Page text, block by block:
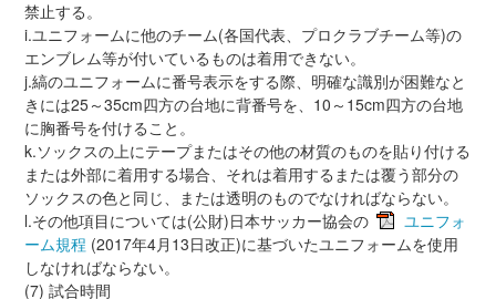
禁止する。
i.ユニフォームに他のチーム(各国代表、プロクラブチーム等)の
エンブレム等が付いているものは着用できない。
j.縞のユニフォームに番号表示をする際、明確な識別が困難なと
きには25～35cm四方の台地に背番号を、10～15cm四方の台地
に胸番号を付けること。
k.ソックスの上にテープまたはその他の材質のものを貼り付ける
または外部に着用する場合、それは着用するまたは覆う部分の
ソックスの色と同じ、または透明のものでなければならない。
l.その他項目については(公財)日本サッカー協会の
ユニフォ
ーム規程 (2017年4月13日改正)に基づいたユニフォームを使用
しなければならない。
(7) 試合時間